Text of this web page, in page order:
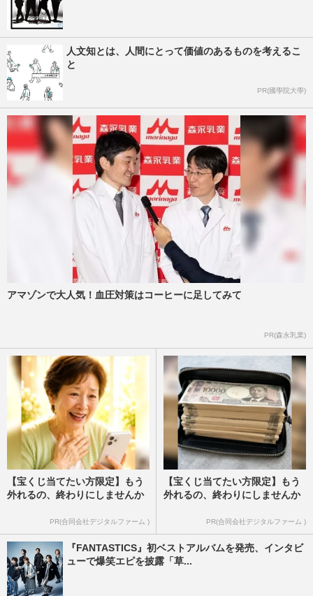
人文知とは、人間にとって価値のあるものを考えるこ
と
PR(國學院大學)
アマゾンで大人気！血圧対策はコーヒーに足してみて
PR(森永乳業)
【宝くじ当てたい方限定】もう
外れるの、終わりにしませんか
PR(合同会社デジタルファーム )
【宝くじ当てたい方限定】もう
外れるの、終わりにしませんか
PR(合同会社デジタルファーム )
『FANTASTICS』初ベストアルバムを発売、インタビ
ューで爆笑エピを披露「草...